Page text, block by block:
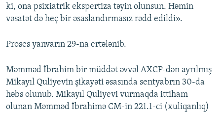
ki, ona psixiatrik ekspertiza təyin olunsun. Həmin
vəsatət də heç bir əsaslandırmasız rədd edildi».
Proses yanvarın 29-na ertələnib.
Məmməd İbrahim bir müddət əvvəl AXCP-dən ayrılmış
Mikayıl Quliyevin şikayəti əsasında sentyabrın 30-da
həbs olunub. Mikayıl Quliyevi vurmaqda ittiham
olunan Məmməd İbrahimə CM-in 221.1-ci (xuliqanlıq)